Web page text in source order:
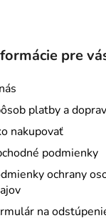
pre
platby a
nakupovať
podmienky
ochrany
na